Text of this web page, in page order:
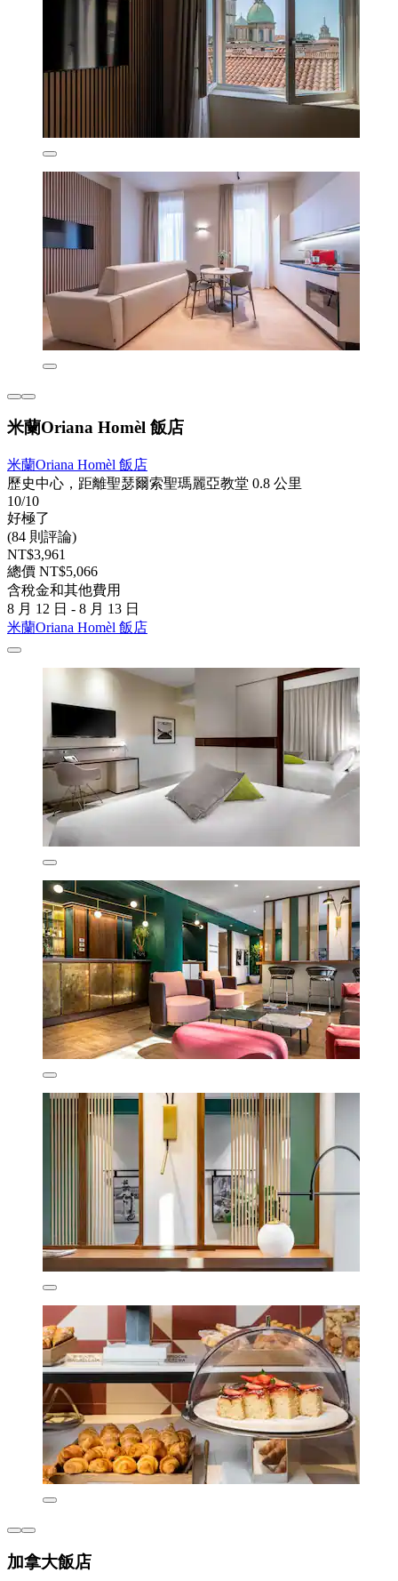
米蘭Oriana Homèl 飯店
米蘭Oriana Homèl 飯店
歷史中心，距離聖瑟爾索聖瑪麗亞教堂 0.8 公里
10/10
好極了
(84 則評論)
NT$3,961
總價 NT$5,066
含稅金和其他費用
8 月 12 日 - 8 月 13 日
米蘭Oriana Homèl 飯店
加拿大飯店